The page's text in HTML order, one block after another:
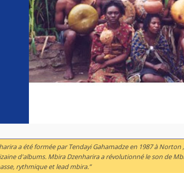
a été formée par Tendayi Gahamadze en 1987 à
d'albums. Mbira Dzenharira a révolutionné le son de
rythmique et lead mbira.”